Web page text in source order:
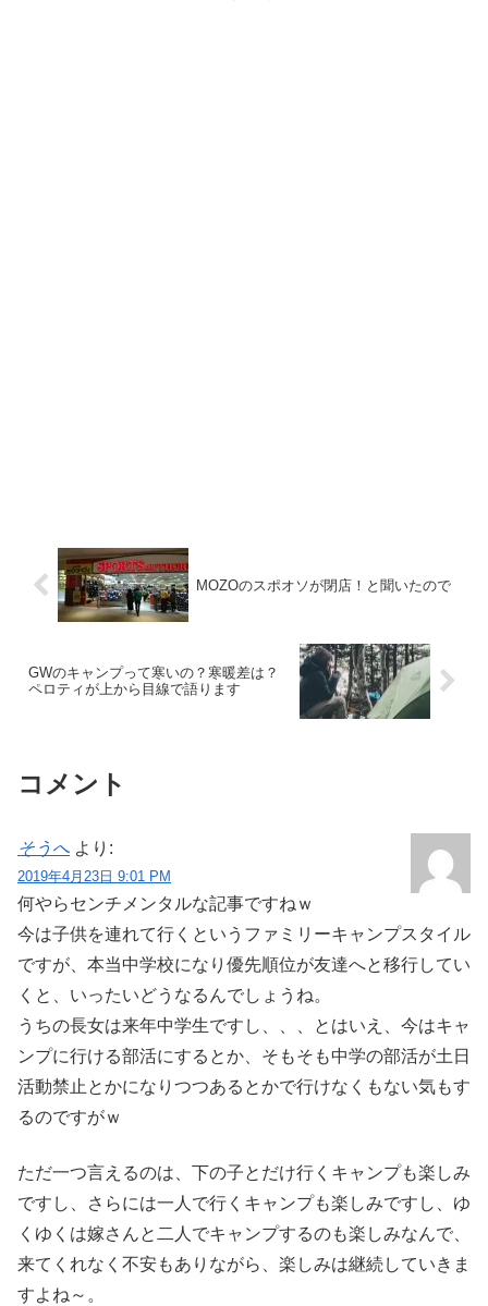
MOZOのスポオソが閉店！と聞いたので
GWのキャンプって寒いの？寒暖差は？
ペロティが上から目線で語ります
コメント
そうへ より:
2019年4月23日 9:01 PM
何やらセンチメンタルな記事ですねｗ
今は子供を連れて行くというファミリーキャンプスタイル
ですが、本当中学校になり優先順位が友達へと移行してい
くと、いったいどうなるんでしょうね。
うちの長女は来年中学生ですし、、、とはいえ、今はキャ
ンプに行ける部活にするとか、そもそも中学の部活が土日
活動禁止とかになりつつあるとかで行けなくもない気もす
るのですがｗ
ただ一つ言えるのは、下の子とだけ行くキャンプも楽しみ
ですし、さらには一人で行くキャンプも楽しみですし、ゆ
くゆくは嫁さんと二人でキャンプするのも楽しみなんで、
来てくれなく不安もありながら、楽しみは継続していきま
すよね～。